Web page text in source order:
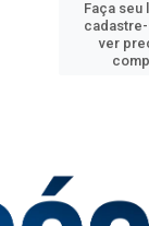
Faça seu
ver